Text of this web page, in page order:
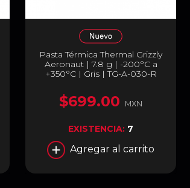
Pasta Térmica Thermal Grizzly
Aeronaut | 7.8 g | -200°C a
+350°C | Gris | TG-A-030-R
$699.00 MXN
EXISTENCIA: 7
Agregar al carrito